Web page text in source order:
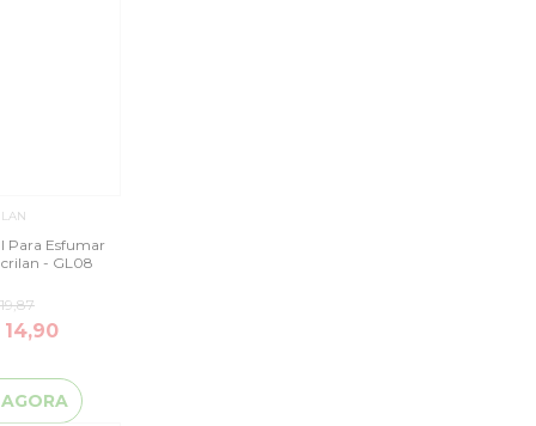
Para Esfumar
- GL08
14,90